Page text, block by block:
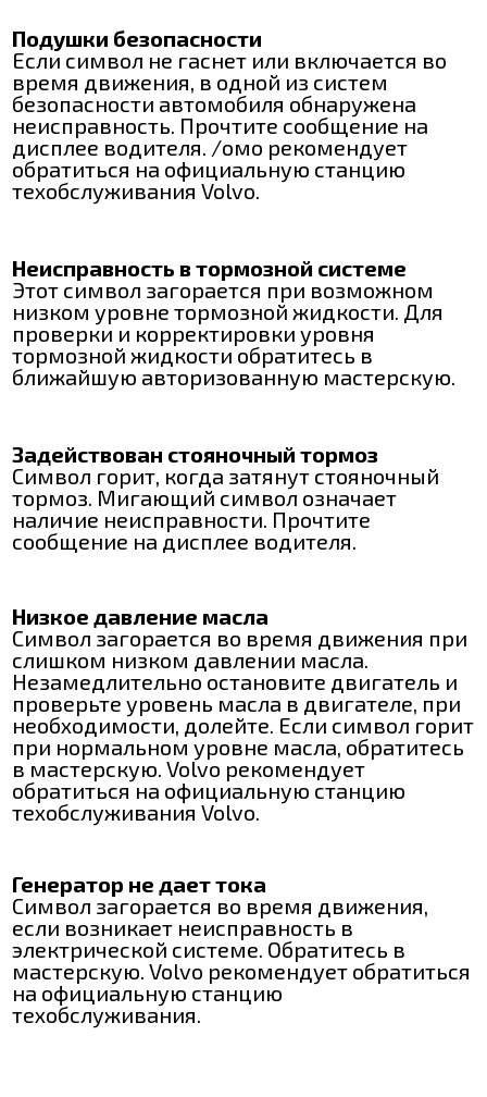
Подушки безопасности
Если символ не гаснет или включается во
время движения, в одной из систем
безопасности автомобиля обнаружена
неисправность. Прочтите сообщение на
дисплее водителя. /омо рекомендует
обратиться на официальную станцию
техобслуживания Volvo.
Неисправность в тормозной системе
Этот символ загорается при возможном
низком уровне тормозной жидкости. Для
проверки и корректировки уровня
тормозной жидкости обратитесь в
ближайшую авторизованную мастерскую.
Задействован стояночный тормоз
Символ горит, когда затянут стояночный
тормоз. Мигающий символ означает
наличие неисправности. Прочтите
сообщение на дисплее водителя.
Низкое давление масла
Символ загорается во время движения при
слишком низком давлении масла.
Незамедлительно остановите двигатель и
проверьте уровень масла в двигателе, при
необходимости, долейте. Если символ горит
при нормальном уровне масла, обратитесь
в мастерскую. Volvo рекомендует
обратиться на официальную станцию
техобслуживания Volvo.
Генератор не дает тока
Символ загорается во время движения,
если возникает неисправность в
электрической системе. Обратитесь в
мастерскую. Volvo рекомендует обратиться
на официальную станцию
техобслуживания.